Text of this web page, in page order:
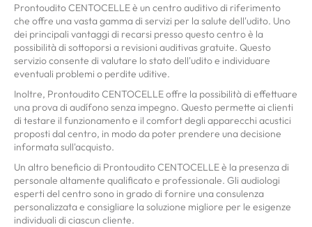
Prontoudito CENTOCELLE è un centro auditivo di riferimento
che offre una vasta gamma di servizi per la salute dell'udito. Uno
dei principali vantaggi di recarsi presso questo centro è la
possibilità di sottoporsi a revisioni auditivas gratuite. Questo
servizio consente di valutare lo stato dell'udito e individuare
eventuali problemi o perdite uditive.
Inoltre, Prontoudito CENTOCELLE offre la possibilità di effettuare
una prova di audífono senza impegno. Questo permette ai clienti
di testare il funzionamento e il comfort degli apparecchi acustici
proposti dal centro, in modo da poter prendere una decisione
informata sull'acquisto.
Un altro beneficio di Prontoudito CENTOCELLE è la presenza di
personale altamente qualificato e professionale. Gli audiologi
esperti del centro sono in grado di fornire una consulenza
personalizzata e consigliare la soluzione migliore per le esigenze
individuali di ciascun cliente.